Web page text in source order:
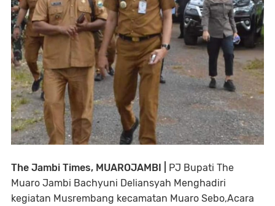
The Jambi Times, MUAROJAMBI |
PJ Bupati The
Muaro Jambi Bachyuni Deliansyah Menghadiri
kegiatan Musrembang kecamatan Muaro Sebo,Acara